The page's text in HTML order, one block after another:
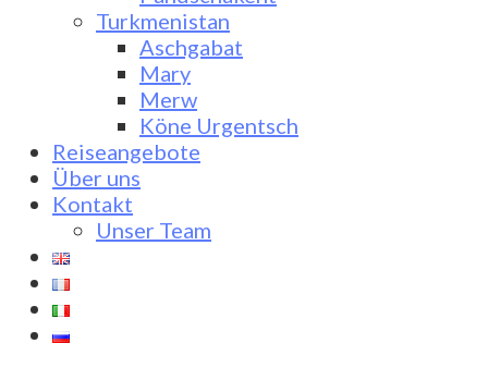
Turkmenistan
Aschgabat
Mary
Merw
Köne Urgentsch
Reiseangebote
Über uns
Kontakt
Unser Team